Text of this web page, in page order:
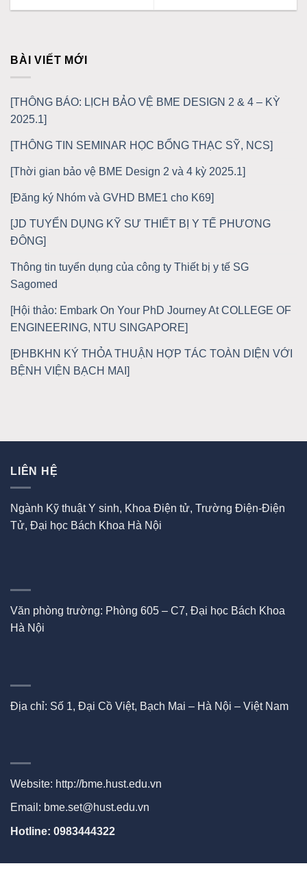
BÀI VIẾT MỚI
[THÔNG BÁO: LỊCH BẢO VỆ BME DESIGN 2 & 4 – KỲ
2025.1]
[THÔNG TIN SEMINAR HỌC BỔNG THẠC SỸ, NCS]
[Thời gian bảo vệ BME Design 2 và 4 kỳ 2025.1]
[Đăng ký Nhóm và GVHD BME1 cho K69]
[JD TUYỂN DỤNG KỸ SƯ THIẾT BỊ Y TẾ PHƯƠNG
ĐÔNG]
Thông tin tuyển dụng của công ty Thiết bị y tế SG
Sagomed
[Hội thảo: Embark On Your PhD Journey At COLLEGE OF
ENGINEERING, NTU SINGAPORE]
[ĐHBKHN KÝ THỎA THUẬN HỢP TÁC TOÀN DIỆN VỚI
BỆNH VIỆN BẠCH MAI]
LIÊN HỆ
Ngành Kỹ thuật Y sinh, Khoa Điện tử, Trường Điện-Điện
Tử, Đại học Bách Khoa Hà Nội
Văn phòng trường: Phòng 605 – C7, Đại học Bách Khoa
Hà Nội
Địa chỉ: Số 1, Đại Cồ Việt, Bạch Mai – Hà Nội – Việt Nam
Website: http://bme.hust.edu.vn
Email: bme.set@hust.edu.vn
Hotline: 0983444322